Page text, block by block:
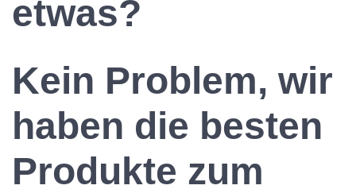
etwas?
Kein Problem, wir
haben die besten
Produkte zum